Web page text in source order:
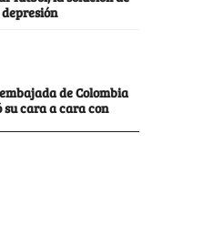
de Colombia
su cara a cara con